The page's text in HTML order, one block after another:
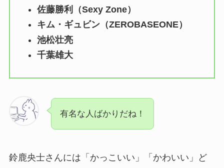
佐藤勝利（Sexy Zone）
キム・ギュビン（ZEROBASEONE）
池松壮亮
千葉雄大
有名な人ばかりだね！
鈴鹿央士さんには「かっこいい」「かわいい」ど